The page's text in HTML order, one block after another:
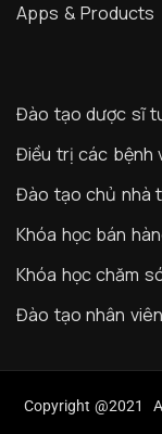
Apps & Products
Đào tạo dược sĩ
Điều trị các bệnh
Đào tạo chủ nhà
Khóa học bán
Khóa học chăm
Đào tạo nhân
Copyright @2021